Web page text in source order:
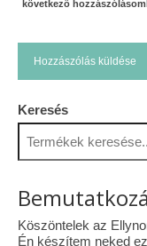
következő
Keresés
Köszöntelek az
Én készítem neked